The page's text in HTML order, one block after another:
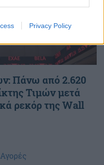
Privacy Policy
Πάνω από 2.620
Τιμών μετά
ρεκόρ της Wall
Αγορές